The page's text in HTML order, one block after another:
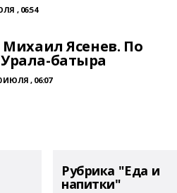
, 06:54
Михаил Ясенев. По
батыра
ИЮЛЯ , 06:07
Рубрика "Еда и
напитки"